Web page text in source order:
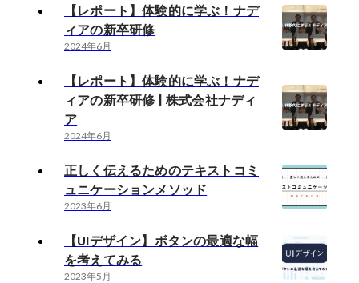
【レポート】体験的に学ぶ！ナデ
ィアの新卒研修
2024年6月
【レポート】体験的に学ぶ！ナデ
ィアの新卒研修 | 株式会社ナディ
ア
2024年6月
正しく伝えるためのテキストコミ
ュニケーションメソッド
2023年6月
【UIデザイン】ボタンの最適な幅
を考えてみる
2023年5月